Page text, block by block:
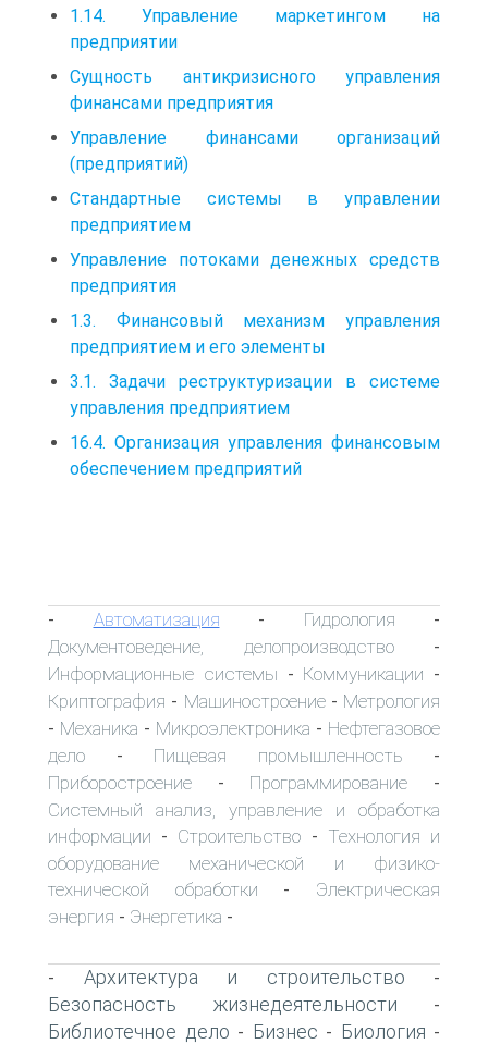
1.14. Управление маркетингом на
предприятии
Сущность антикризисного управления
финансами предприятия
Управление финансами организаций
(предприятий)
Стандартные системы в управлении
предприятием
Управление потоками денежных средств
предприятия
1.3. Финансовый механизм управления
предприятием и его элементы
3.1. Задачи реструктуризации в системе
управления предприятием
16.4. Организация управления финансовым
обеспечением предприятий
- Автоматизация - Гидрология -
Документоведение, делопроизводство-
Информационные системы - Коммуникации -
Криптография - Машиностроение- Метрология
- Механика - Микроэлектроника - Нефтегазовое
дело - Пищевая промышленность -
Приборостроение - Программирование -
Системный анализ, управление и обработка
информации - Строительство - Технология и
оборудование механической и физико-
технической обработки - Электрическая
энергия - Энергетика -
- Архитектура и строительство -
Безопасность жизнедеятельности -
Библиотечное дело - Бизнес - Биология -